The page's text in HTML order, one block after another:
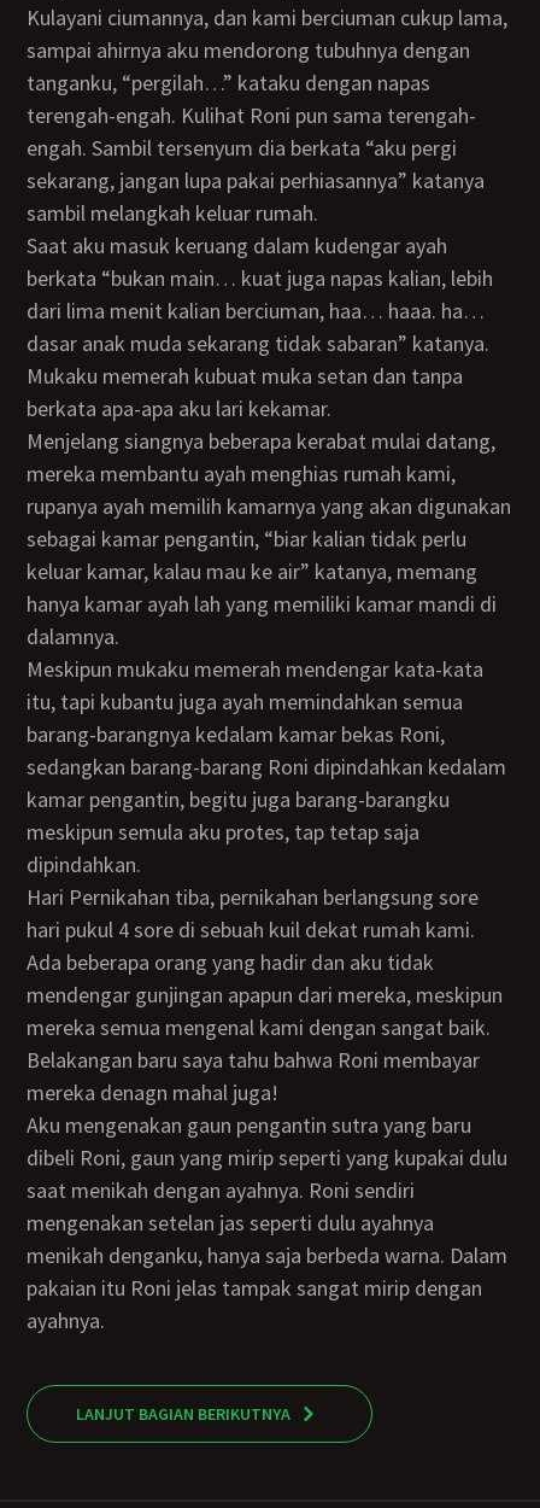
Kulayani ciumannya, dan kami berciuman cukup lama,
sampai ahirnya aku mendorong tubuhnya dengan
tanganku, “pergilah…” kataku dengan napas
terengah-engah. Kulihat Roni pun sama terengah-
engah. Sambil tersenyum dia berkata “aku pergi
sekarang, jangan lupa pakai perhiasannya” katanya
sambil melangkah keluar rumah.
Saat aku masuk keruang dalam kudengar ayah
berkata “bukan main… kuat juga napas kalian, lebih
dari lima menit kalian berciuman, haa… haaa. ha…
dasar anak muda sekarang tidak sabaran” katanya.
Mukaku memerah kubuat muka setan dan tanpa
berkata apa-apa aku lari kekamar.
Menjelang siangnya beberapa kerabat mulai datang,
mereka membantu ayah menghias rumah kami,
rupanya ayah memilih kamarnya yang akan digunakan
sebagai kamar pengantin, “biar kalian tidak perlu
keluar kamar, kalau mau ke air” katanya, memang
hanya kamar ayah lah yang memiliki kamar mandi di
dalamnya.
Meskipun mukaku memerah mendengar kata-kata
itu, tapi kubantu juga ayah memindahkan semua
barang-barangnya kedalam kamar bekas Roni,
sedangkan barang-barang Roni dipindahkan kedalam
kamar pengantin, begitu juga barang-barangku
meskipun semula aku protes, tap tetap saja
dipindahkan.
Hari Pernikahan tiba, pernikahan berlangsung sore
hari pukul 4 sore di sebuah kuil dekat rumah kami.
Ada beberapa orang yang hadir dan aku tidak
mendengar gunjingan apapun dari mereka, meskipun
mereka semua mengenal kami dengan sangat baik.
Belakangan baru saya tahu bahwa Roni membayar
mereka denagn mahal juga!
Aku mengenakan gaun pengantin sutra yang baru
dibeli Roni, gaun yang mirip seperti yang kupakai dulu
saat menikah dengan ayahnya. Roni sendiri
mengenakan setelan jas seperti dulu ayahnya
menikah denganku, hanya saja berbeda warna. Dalam
pakaian itu Roni jelas tampak sangat mirip dengan
ayahnya.
LANJUT BAGIAN BERIKUTNYA